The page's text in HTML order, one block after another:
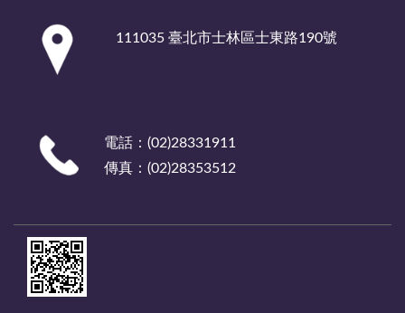
111035 臺北市士林區士東路190號
電話：(02)28331911
傳真：(02)28353512